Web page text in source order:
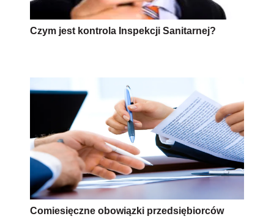
Czym jest kontrola Inspekcji Sanitarnej?
Comiesięczne obowiązki przedsiębiorców